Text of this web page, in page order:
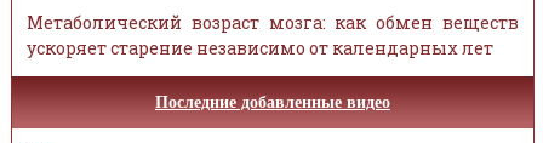
Метаболический возраст мозга: как обмен веществ
ускоряет старение независимо от календарных лет
Последние добавленные видео